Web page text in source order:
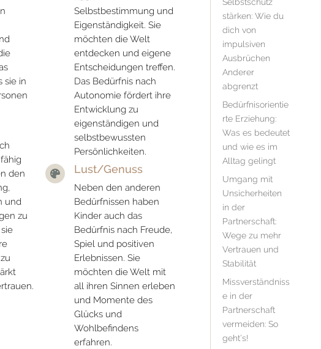
sie in
den
und
zu
Selbstbestimmung und
Eigenständigkeit. Sie
möchten die Welt
entdecken und eigene
Entscheidungen treffen.
Das Bedürfnis nach
Autonomie fördert ihre
Entwicklung zu
eigenständigen und
selbstbewussten
Persönlichkeiten.
 Lust/Genuss
Neben den anderen
Bedürfnissen haben
Kinder auch das
Bedürfnis nach Freude,
Spiel und positiven
Erlebnissen. Sie
möchten die Welt mit
all ihren Sinnen erleben
und Momente des
Glücks und
Wohlbefindens
erfahren.
stärken: Wie du
dich von
impulsiven
Ausbrüchen
Anderer
abgrenzt
Bedürfnisorientie
rte Erziehung:
Was es bedeutet
und wie es im
Alltag gelingt
Umgang mit
Unsicherheiten
in der
Partnerschaft:
Wege zu mehr
Vertrauen und
Stabilität
Missverständniss
e in der
Partnerschaft
vermeiden: So
geht’s!